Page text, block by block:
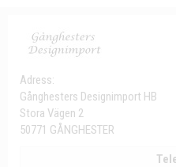
Adress:
Gånghesters Designimport HB
Stora Vägen 2
50771 GÅNGHESTER